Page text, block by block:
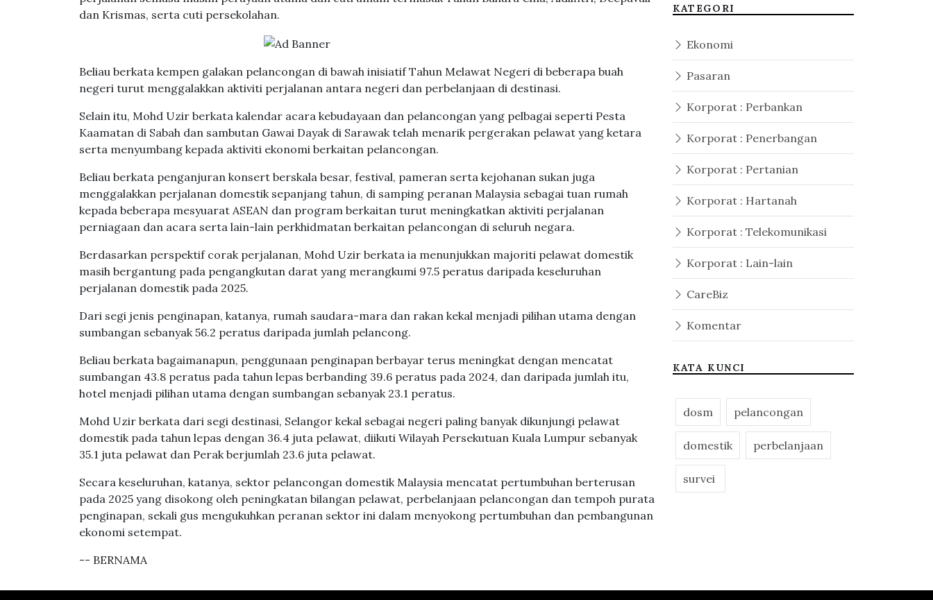
dan Krismas, serta cuti persekolahan.
Beliau berkata kempen galakan pelancongan di bawah inisiatif Tahun Melawat Negeri di beberapa buah
negeri turut menggalakkan aktiviti perjalanan antara negeri dan perbelanjaan di destinasi.
Selain itu, Mohd Uzir berkata kalendar acara kebudayaan dan pelancongan yang pelbagai seperti Pesta
Kaamatan di Sabah dan sambutan Gawai Dayak di Sarawak telah menarik pergerakan pelawat yang ketara
serta menyumbang kepada aktiviti ekonomi berkaitan pelancongan.
Beliau berkata penganjuran konsert berskala besar, festival, pameran serta kejohanan sukan juga
menggalakkan perjalanan domestik sepanjang tahun, di samping peranan Malaysia sebagai tuan rumah
kepada beberapa mesyuarat ASEAN dan program berkaitan turut meningkatkan aktiviti perjalanan
perniagaan dan acara serta lain-lain perkhidmatan berkaitan pelancongan di seluruh negara.
Berdasarkan perspektif corak perjalanan, Mohd Uzir berkata ia menunjukkan majoriti pelawat domestik
masih bergantung pada pengangkutan darat yang merangkumi 97.5 peratus daripada keseluruhan
perjalanan domestik pada 2025.
Dari segi jenis penginapan, katanya, rumah saudara-mara dan rakan kekal menjadi pilihan utama dengan
sumbangan sebanyak 56.2 peratus daripada jumlah pelancong.
Beliau berkata bagaimanapun, penggunaan penginapan berbayar terus meningkat dengan mencatat
sumbangan 43.8 peratus pada tahun lepas berbanding 39.6 peratus pada 2024, dan daripada jumlah itu,
hotel menjadi pilihan utama dengan sumbangan sebanyak 23.1 peratus.
Mohd Uzir berkata dari segi destinasi, Selangor kekal sebagai negeri paling banyak dikunjungi pelawat
domestik pada tahun lepas dengan 36.4 juta pelawat, diikuti Wilayah Persekutuan Kuala Lumpur sebanyak
35.1 juta pelawat dan Perak berjumlah 23.6 juta pelawat.
Secara keseluruhan, katanya, sektor pelancongan domestik Malaysia mencatat pertumbuhan berterusan
pada 2025 yang disokong oleh peningkatan bilangan pelawat, perbelanjaan pelancongan dan tempoh purata
penginapan, sekali gus mengukuhkan peranan sektor ini dalam menyokong pertumbuhan dan pembangunan
ekonomi setempat.
-- BERNAMA
KATEGORI
Ekonomi
Pasaran
Korporat : Perbankan
Korporat : Penerbangan
Korporat : Pertanian
Korporat : Hartanah
Korporat : Telekomunikasi
Korporat : Lain-lain
CareBiz
Komentar
KATA KUNCI
dosm pelancongan
domestik perbelanjaan
survei